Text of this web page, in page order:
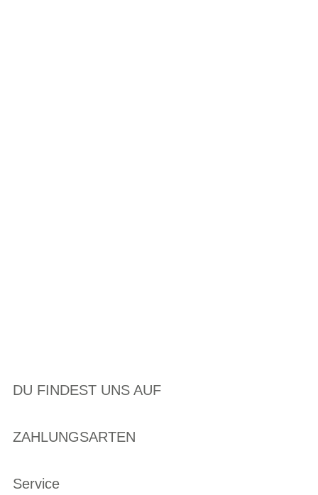
DU FINDEST UNS AUF
ZAHLUNGSARTEN
Service